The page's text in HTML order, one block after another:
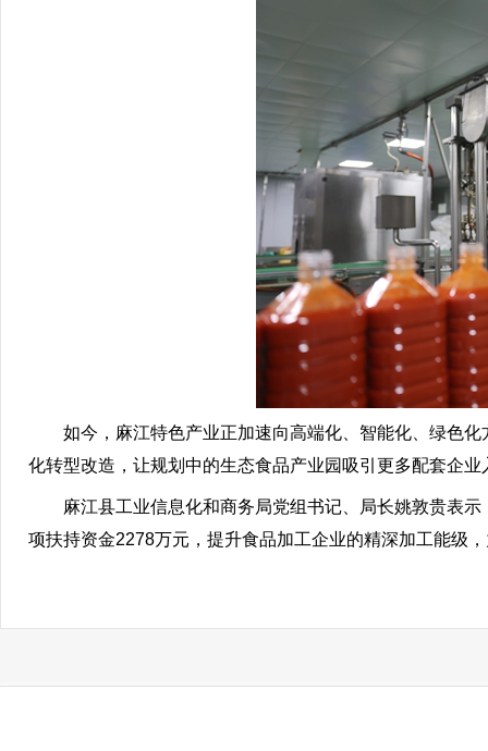
如今，麻江特色产业正加速向高端化、智能化、绿色化
化转型改造，让规划中的生态食品产业园吸引更多配套企
麻江县工业信息化和商务局党组书记、局长姚敦贵表示
项扶持资金2278万元，提升食品加工企业的精深加工能级